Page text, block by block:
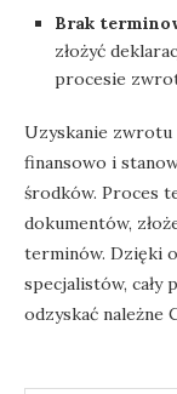
Brak
złożyć
procesie
Uzyskanie zwrotu
finansowo i
środków. Proces
dokumentów,
terminów. Dzięki
specjalistów, cały
odzyskać należne